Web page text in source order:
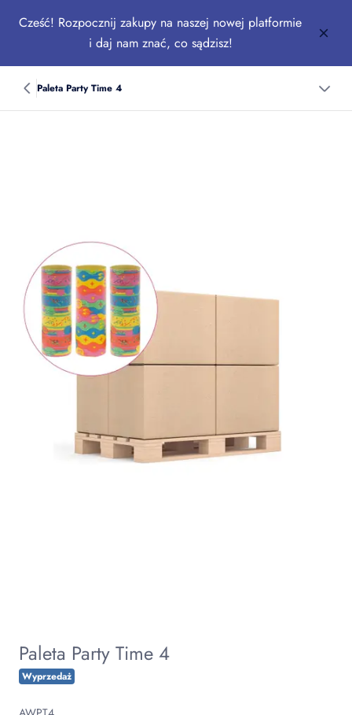
Cześć! Rozpocznij zakupy na naszej nowej platformie
i daj nam znać, co sądzisz!
Paleta Party Time 4
Paleta Party Time 4
Wyprzedaż